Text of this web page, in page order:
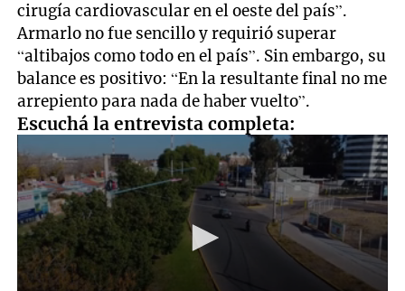
cirugía cardiovascular en el oeste del país”.
Armarlo no fue sencillo y requirió superar
“altibajos como todo en el país”. Sin embargo, su
balance es positivo: “En la resultante final no me
arrepiento para nada de haber vuelto”.
Escuchá la entrevista completa: